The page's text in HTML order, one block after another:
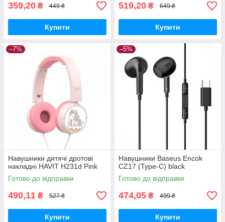
359,20 ₴ 449 ₴
Купити
519,20 ₴ 649 ₴
Купити
–7%
Навушники дитячі дротові
накладні HAVIT H231d Pink
Готово до відправки
490,11 ₴ 527 ₴
Купити
–5%
Навушники Baseus Encok
CZ17 (Type-C) black
Готово до відправки
474,05 ₴ 499 ₴
Купити